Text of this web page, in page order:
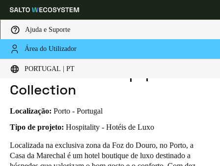
Ajuda e Suporte
Área do Utilizador
PORTUGAL | PT
Escolha a sua localização e definições de idioma
Global Europe
Portugal Português
Germany
HOME INDUSTRIAS
CASA DA MARECHAL
Casa da Marechal | Oporto
Collection
Localização: Porto - Portugal
Tipo de projeto: Hospitality - Hotéis de Luxo
Localizada na exclusiva zona da Foz do Douro, no Porto, a
Casa da Marechal é um hotel boutique de luxo destinado a